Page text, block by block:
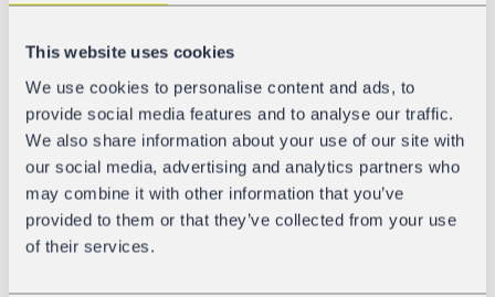
This website uses cookies
We use cookies to personalise content and ads, to
provide social media features and to analyse our traffic.
We also share information about your use of our site with
our social media, advertising and analytics partners who
may combine it with other information that you’ve
provided to them or that they’ve collected from your use
of their services.
de vos collègues du service clientèle, tout en garantissant
personnes à bord, en gérant les contrats de vente et en
optimisant la disponibilité des wagons.
Nouveaux visages, nouvelles frontières
Notre objectif est également d’étendre notre portée
régionale, c’est pourquoi nous avons élargi notre équipe.
Dites bonjour à nos nouveaux responsable des ventes :